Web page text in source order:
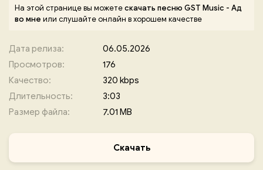
На этой странице вы можетескачать песню GST Music - Ад
во мне или слушайте онлайн в хорошем качестве
Дата релиза:
06.05.2026
Просмотров:
176
Качество:
320 kbps
Длительность:
3:03
Размер файла:
7.01 MB
Скачать